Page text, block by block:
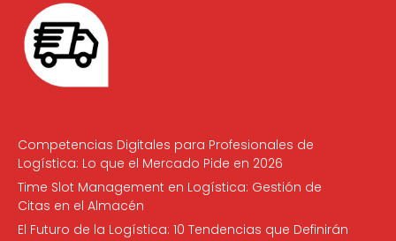
Competencias Digitales para Profesionales de
Logística: Lo que el Mercado Pide en 2026
Time Slot Management en Logística: Gestión de
Citas en el Almacén
El Futuro de la Logística: 10 Tendencias que Definirán